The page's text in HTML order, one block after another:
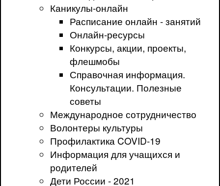
Каникулы-онлайн
Расписание онлайн - занятий
Онлайн-ресурсы
Конкурсы, акции, проекты,
флешмобы
Справочная информация.
Консультации. Полезные
советы
Международное сотрудничество
Волонтеры культуры
Профилактика COVID-19
Информация для учащихся и
родителей
Дети России - 2021